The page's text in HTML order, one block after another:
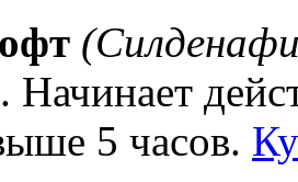
Начинает
5 часов.